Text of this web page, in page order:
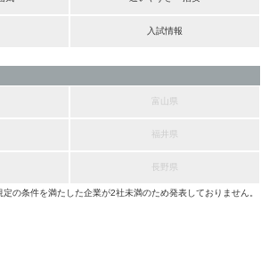
入試情報
富山県
福井県
の条件を満たした企業が2社未満のため発表しておりません。